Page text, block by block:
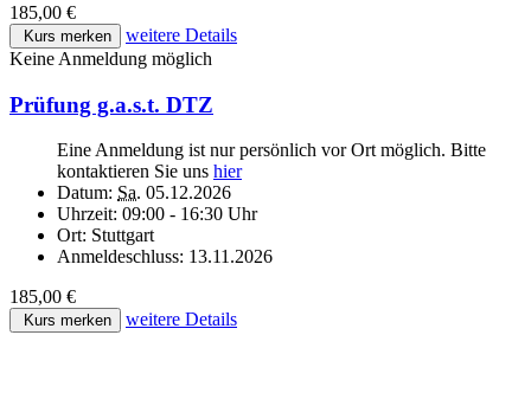
185,00 €
Kurs merken
weitere Details
Keine Anmeldung möglich
Prüfung g.a.s.t. DTZ
Eine Anmeldung ist nur persönlich vor Ort möglich. Bitte
kontaktieren Sie uns hier
Datum: Sa. 05.12.2026
Uhrzeit: 09:00 - 16:30 Uhr
Ort: Stuttgart
Anmeldeschluss: 13.11.2026
185,00 €
Kurs merken weitere Details